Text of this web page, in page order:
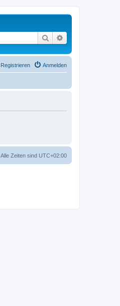
Suche
Anmelden
Registrieren
Alle Zeiten sind UTC+02:00